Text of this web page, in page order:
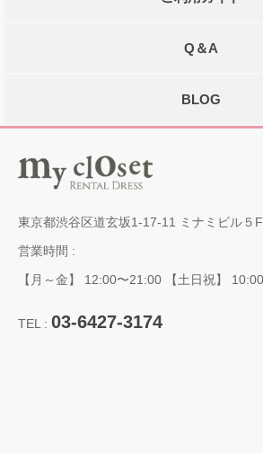
Q＆A
BLOG
東京都渋谷区道玄坂1-17-11 ミナミビル５F
営業時間 :
【月～金】 12:00〜21:00 【土日祝】
TEL : 03-6427-3174